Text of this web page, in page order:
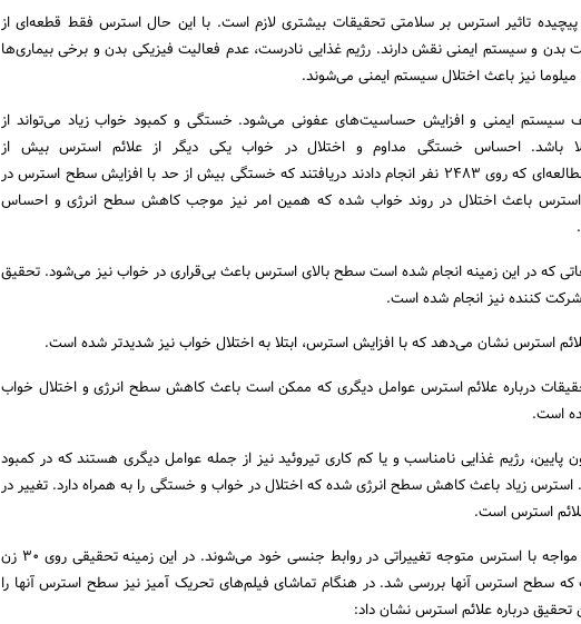
تاثیر استرس بر سلامتی تحقیقات بیشتری لازم است. با این حال استرس فقط قطعه‌ای از
بدن و سیستم ایمنی نقش دارند. رژیم غذایی نادرست، عدم فعالیت فیزیکی بدن و برخی بیماری‌ها
میلوما نیز باعث اختلال سیستم ایمنی می‌شوند.
سیستم ایمنی و افزایش حساسیت‌های عفونی می‌شود. خستگی و کمبود خواب زیاد می‌تواند از
باشد. احساس خستگی مداوم و اختلال در خواب یکی دیگر از علائم استرس بیش از
حد است. محققان با مطالعه‌ای که روی ۲۴۸۳ نفر انجام دادند دریافتند که خستگی بیش از حد با افزایش سطح استرس در
باعث اختلال در روند خواب شده که همین امر نیز موجب کاهش سطح انرژی و احساس
که در این زمینه انجام شده است سطح بالای استرس باعث بی‌قراری در خواب نیز می‌شود. تحقیق
استرس نشان می‌دهد که با افزایش استرس، ابتلا به اختلال خواب نیز شدیدتر شده است.
درباره علائم استرس عوامل دیگری که ممکن است باعث کاهش سطح انرژی و اختلال خواب
است.
پایین، رژیم غذایی نامناسب و یا کم کاری تیروئید نیز از جمله عوامل دیگری هستند که در کمبود
زیاد باعث کاهش سطح انرژی شده که اختلال در خواب و خستگی را به همراه دارد. تغییر در
استرس است.
بسیاری از مردم هنگام مواجه با استرس متوجه تغییراتی در روابط جنسی خود می‌شوند. در این زمینه تحقیقی روی ۳۰ زن
که سطح استرس آنها بررسی شد. در هنگام تماشای فیلم‌های تحریک آمیز نیز سطح استرس آنها را
تحقیق درباره علائم استرس نشان داد: